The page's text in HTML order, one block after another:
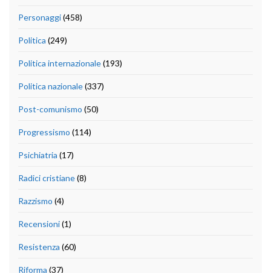
Personaggi(458)
Politica (249)
Politica internazionale(193)
Politica nazionale(337)
Post-comunismo (50)
Progressismo (114)
Psichiatria (17)
Radici cristiane(8)
Razzismo (4)
Recensioni(1)
Resistenza (60)
Riforma (37)